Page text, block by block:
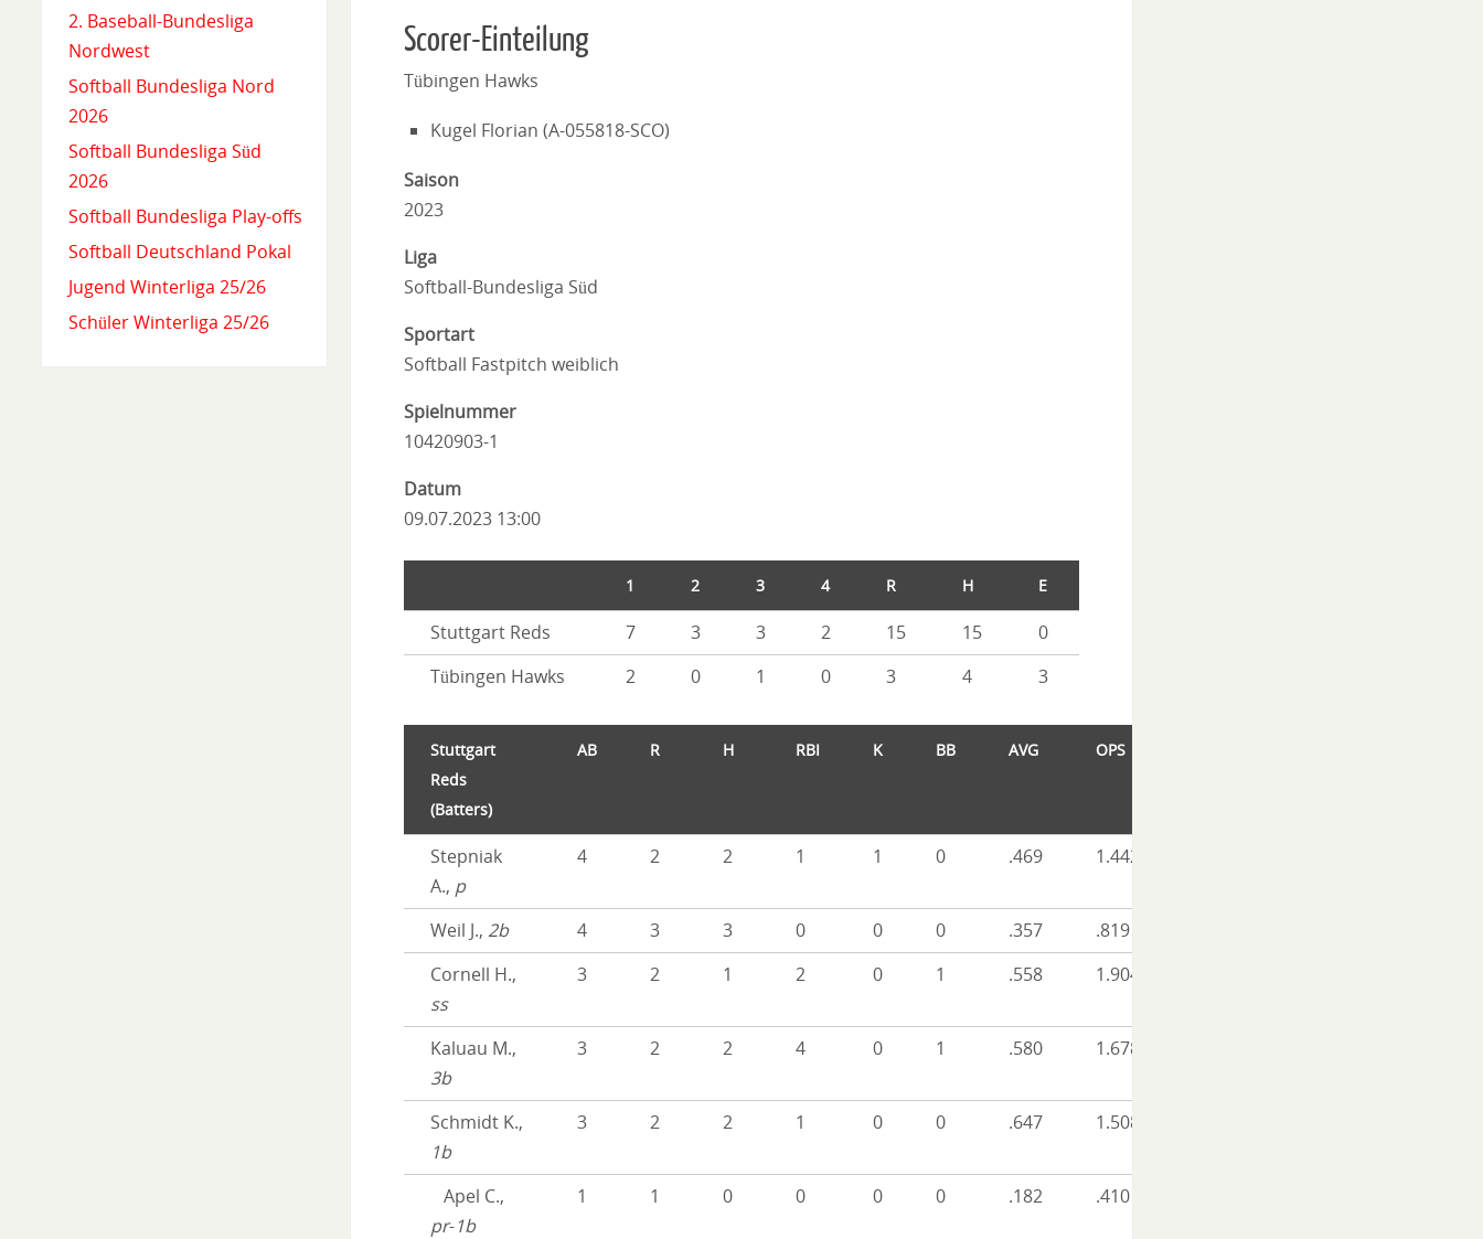
Scorer-Einteilung
Tübingen Hawks
Kugel Florian (A-055818-SCO)
Saison
2023
Liga
Softball-Bundesliga Süd
Sportart
Softball Fastpitch weiblich
Spielnummer
10420903-1
Datum
09.07.2023 13:00
1 2 3 4 R H E
Stuttgart Reds 7 3 3 2 15 15
0
Tübingen Hawks
2 0 1 0 3 4 3
Stuttgart
Reds
(Batters)
AB R H RBI K BB AVG OPS
Stepniak
A., p
4 2 2 1 1 0 .469 1.442
Weil J., 2b 4 3 3 0 0 0 .357
.819
Cornell H.,
ss
3 2 1 2 0 1 .558 1.904
Kaluau M.,
3b
3 2 2 4 0 1 .580 1.678
Schmidt K.,
1b
3 2 2 1 0 0 .647 1.508
Apel C.,
pr-1b
1 1 0 0 0 0 .182 .410
2. Baseball-Bundesliga
Nordwest
Softball Bundesliga Nord
2026
Softball Bundesliga Süd
2026
Softball Bundesliga Play-offs
Softball Deutschland Pokal
Jugend Winterliga 25/26
Schüler Winterliga 25/26